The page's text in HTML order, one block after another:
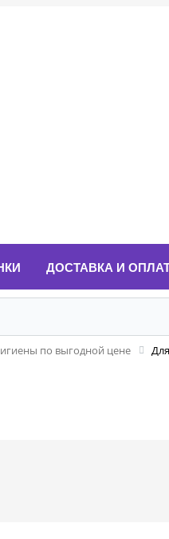
ДОСТАВКА И
по выгодной цене